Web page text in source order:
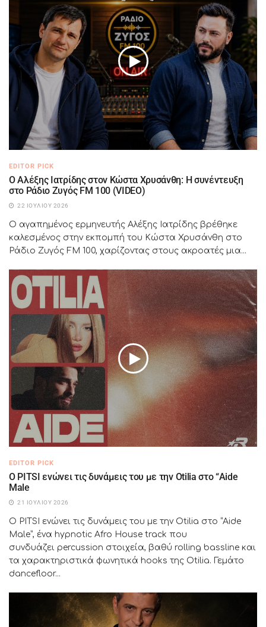
EDITOR PICK
Ο Αλέξης Ιατρίδης στον Κώστα Χρυσάνθη: Η συνέντευξη
στο Ράδιο Ζυγός FM 100 (VIDEO)
22 ΙΟΥΛΊΟΥ 2026
Ο αγαπημένος ερμηνευτής Αλέξης Ιατρίδης βρέθηκε
καλεσμένος στην εκπομπή του Κώστα Χρυσάνθη στο
Ράδιο Ζυγός FM 100, χαρίζοντας στους ακροατές μια...
EDITOR PICK
Ο PITSI ενώνει τις δυνάμεις του με την Otilia στο “Aide
Male
21 ΙΟΥΛΊΟΥ 2026
Ο PITSI ενώνει τις δυνάμεις του με την Otilia στο “Aide
Male”, ένα hypnotic Afro House track που
συνδυάζει percussion στοιχεία, βαθύ rolling bassline και
τα χαρακτηριστικά φωνητικά hooks της Otilia. Γεμάτο
dancefloor...